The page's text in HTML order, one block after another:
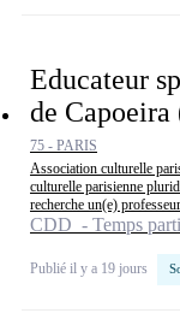
Educateur
de Capoeira
75 - PARIS
Association culturelle
culturelle parisienne
recherche un(e)
CDD - Temps
Publié il y a 19 jours